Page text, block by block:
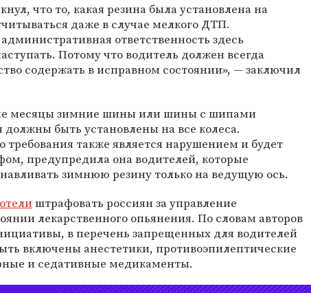
что то, какая резина была установлена на
даже в случае мелкого ДТП.
ответственность здесь
Потому что водитель должен всегда
содержать в исправном состоянии», — заключил
месяцы зимние шины или шины с шипами
быть установлены на все колеса.
требования также является нарушением и будет
предупредила она водителей, которые
зимнюю резину только на ведущую ось.
штрафовать россиян за управление
лекарственного опьянения. По словам авторов
в перечень запрещенных для водителей
включены анестетики, противоэпилептические
и седативные медикаменты.